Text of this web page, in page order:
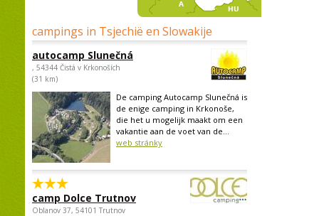
campings in Tsjechië en Slowakije
autocamp Slunečná
, 54344 Čistá v Krkonoších
(31 km)
De camping Autocamp Slunečná is
de enige camping in Krkonoše,
die het u mogelijk maakt om een
vakantie aan de voet van de...
web stránky
camp Dolce Trutnov
Oblanov 37, 54101 Trutnov